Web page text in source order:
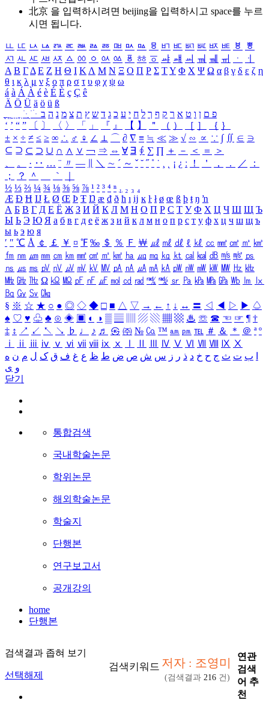
北京 을 입력하시려면 beijing을 입력하시고 space를 누르
시면 됩니다.
ㅥ ㅦ ㅧ ㅨ ㅩ ㅪ ㅫ ㅬ ㅭ ㅮ ㅯ ㅰ ㅱ ㅲ ㅳ ㅴ ㅵ ㅶ ㅷ ㅸ
ㅹ
ㅺ ㅻ ㅼ ㅽ ㅾ ㅿ ㆀ ㆁ ㆂ ㆃ ㆄ ㆅ ㆆ ㆇ ㆈ ㆉ ㆊ ㆋ ㆌ ㆍ
ㆎ
Α Β ΓΔ Ε Ζ Η Θ Ι ΚΛ Μ Ν Ξ Ο Π Ρ Σ ΤΥ Φ Χ Ψ Ω α β γ δ ε ζ η
θ ι κ λ μ ν ξ ο π ρ σ τ υ φ χ ψ ω
á à Á À é è É È ç Ç ê
Ä Ö Ü ä ö ü ß
ִֶֹ ֻּ ׁׂ פ ם ן ו ט א ר ק ף ך ל ח י ע כ ג ד ש ץ ת צ מ נ ה ב
‘ ’ “ ” 〔 〕 〈 〉 「 」 『 』 【 】 ＂ （ ） ［ ］ ｛ ｝
± × ÷ ≠ ≤ ≥ ∞ ∴ ♂ ♀ ∠ ⊥ ⌒ ∂ ∇ ≡ ≒ ≪ ≫ √ ∽ ∝ ∵ ∫ ∬ ∈ ∋
⊆ ⊇ ⊂ ⊃ ∪ ∩ ∧ ∨ ￢ ⇒ ⇔ ∀ ∃ ∮ ∑ ∏ ＋ － ＜ ＝
＞
、
。 · ‥ … ¨ 〃 ― ＼ ∼ ´ ～ ˇ ˘ ˝ ˚ ˙ ¸ ¡ ¿ ː ！ ＇ ， ． ／
：
；
？ ＾ ｀
½ ⅓ ⅔ ¼ ¾ ⅛ ⅜ ⅝ ⅞ ¹ ² ³ ⁴ ⁿ ₁ ₂ ₃ ₄
Æ Ð Ħ Ĳ Ł Ø Œ Þ Ŧ Ŋ æ đ ð ħ ı ĳ ĸ ŀ ł ø œ ß þ ŧ ŋ ŉ
А Б В Г Д Е Ё Ж З И Й К Л М Н О П Р С Т У Ф Х Ц Ч Ш Щ Ъ
Ы Ь Э Ю Я а б в г д е ё ж з и й к л м н о п р с т у ф х ц ч ш щ ъ
ы ь э ю я
′ ″ ℃ Å ￠ ￡ ￥ ¤ ℉ ‰ ＄ ％ Ｆ ￦ ㎕ ㎖ ㎗ ℓ ㎘ ㏄ ㎣ ㎤ ㎥ ㎦
㎙ ㎚ ㎛ ㎜ ㎝ ㎞ ㎟ ㎠ ㎡ ㎢ ㏊ ㎍ ㎎ ㎏ ㏏ ㎈ ㎉ ㏈ ㎧ ㎨ ㎰
㎱ ㎲ ㎳ ㎴ ㎵ ㎶ ㎷ ㎸ ㎹ ㎀ ㎁ ㎂ ㎃ ㎄ ㎺ ㎻ ㎽ ㎾ ㎿ ㎐ ㎑
㎒ ㎓ ㎔ Ω ㏀ ㏁ ㎊ ㎋ ㎌ ㏖ ㏅ ㎭ ㎮ ㎯ ㏛ ㎩ ㎪ ㎫ ㎬ ㏝ ㏐
㏓
㏃ ㏉ ㏜ ㏆
§ ※ ☆ ★ ○ ● ◎ ◇ ◆ □ ■ △ ▽ → ← ↑ ↓ ↔ 〓 ◁ ◀ ▷ ▶ ♤
♠ ♡ ♥ ♧ ♣ ⊙ ◈ ▣ ◐ ◑ ▒ ▤ ▨ ▧ ▦ ▩ ♨ ☏ ☎ ☜ ☞ ¶ †
‡ ↕ ↗ ↙ ↖ ↘ ♭ ♩ ♪ ♬ ㉿ ㈜ № ㏇ ™ ㏂ ㏘ ℡ ＃ ＆ ＊ ＠ ª º
ⅰ
ⅱ ⅲ ⅳ ⅴ ⅵ ⅶ ⅷ ⅸ ⅹ Ⅳ Ⅴ Ⅵ Ⅶ Ⅷ Ⅸ Ⅹ
ب ت ث ج ح خ د ذ ر ز س ش ص ض ط ظ ع غ ف ق ک ل م ن ه
و ی
닫기
통합검색
국내학술논문
학위논문
해외학술논문
학술지
단행본
연구보고서
공개강의
home
단행본
검색결과 좁혀 보기
선택해제
검색키워드 저자 : 조영미
(검색결과 216 건)
연관
검색
어 추
천